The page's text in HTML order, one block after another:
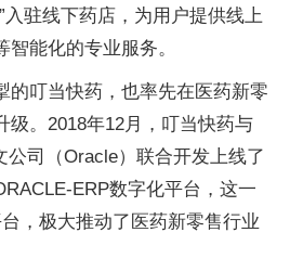
入驻线下药店，为用户提供线上
能化的专业服务。
的叮当快药，也率先在医药新零
级。2018年12月，叮当快药与
公司（Oracle）联合开发上线了
ERP数字化平台，这一
，极大推动了医药新零售行业